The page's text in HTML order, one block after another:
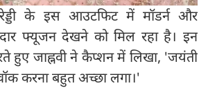
के इस आउटफिट में मॉडर्न और
फ्यूजन देखने को मिल रहा है। इन
हुए जाह्नवी ने कैप्शन में लिखा, 'जयंती
करना बहुत अच्छा लगा।'